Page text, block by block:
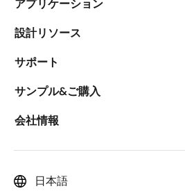
アプリケーション
設計リソース
サポート
サンプル&ご購入
会社情報
日本語
ず
トの増設需要増
USB3.0ハブ・コ
ラLSIのラインア
化
～4ポート搭載の当社従
ート増設数に応じたLSI